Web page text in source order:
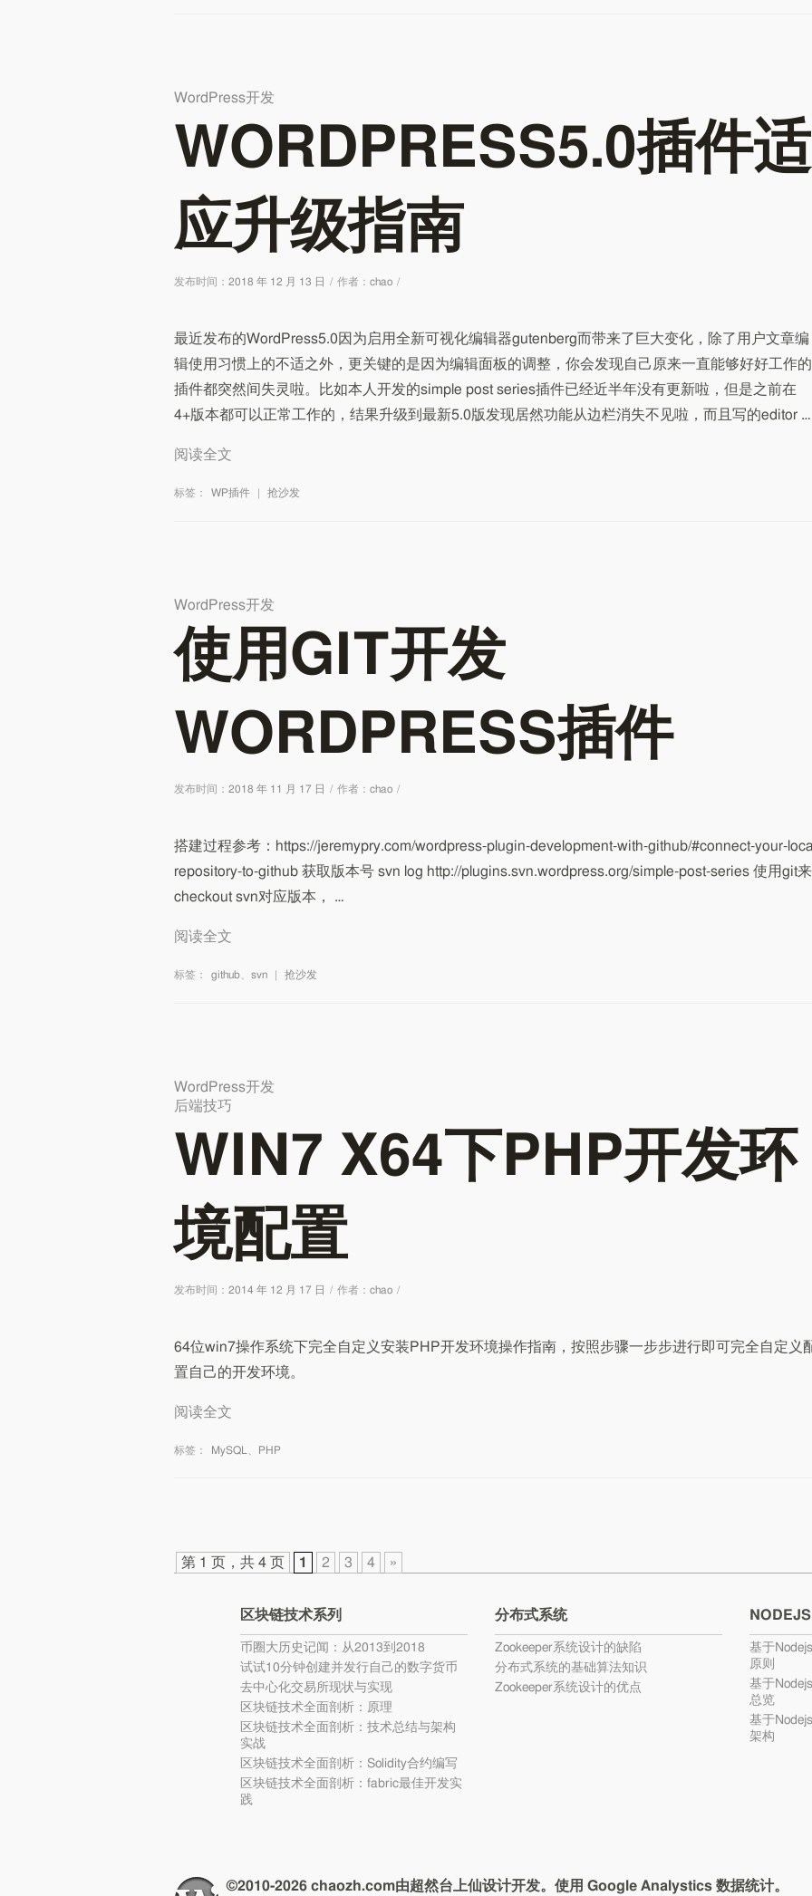
WordPress开发
WORDPRESS5.0插件适
应升级指南
发布时间： 2018 年 12 月 13 日 / 作者： chao /
最近发布的WordPress5.0因为启用全新可视化编辑器gutenberg而带来了巨大变化，除了用户文章编
辑使用习惯上的不适之外，更关键的是因为编辑面板的调整，你会发现自己原来一直能够好好工作的
插件都突然间失灵啦。比如本人开发的simple post series插件已经近半年没有更新啦，但是之前在
4+版本都可以正常工作的，结果升级到最新5.0版发现居然功能从边栏消失不见啦，而且写的editor …
阅读全文
标签： WP插件 抢沙发
WordPress开发
使用GIT开发
WORDPRESS插件
发布时间： 2018 年 11 月 17 日 / 作者： chao /
搭建过程参考：https://jeremypry.com/wordpress-plugin-development-with-github/#connect-your-
repository-to-github 获取版本号 svn log http://plugins.svn.wordpress.org/simple-post-series 使用git来
checkout svn对应版本， …
阅读全文
标签： github svn 抢沙发
WordPress开发
后端技巧
WIN7 X64下PHP开发环
境配置
发布时间： 2014 年 12 月 17 日 / 作者： chao /
64位win7操作系统下完全自定义安装PHP开发环境操作指南，按照步骤一步步进行即可完全自定义
置自己的开发环境。
阅读全文
标签： MySQL PHP
第 1 页，共 4 页 1 2 3 4 »
区块链技术系列
币圈大历史记闻：从2013到2018
试试10分钟创建并发行自己的数字货币
去中心化交易所现状与实现
区块链技术全面剖析：原理
区块链技术全面剖析：技术总结与架构
实战
区块链技术全面剖析：Solidity合约编写
区块链技术全面剖析：fabric最佳开发实
践
分布式系统
Zookeeper系统设计的缺陷
分布式系统的基础算法知识
Zookeeper系统设计的优点
基于
原则
基于
总览
基于
架构
©2010-2026 chaozh.com由超然台上仙设计开发。使用 Google Analystics 数据统计。